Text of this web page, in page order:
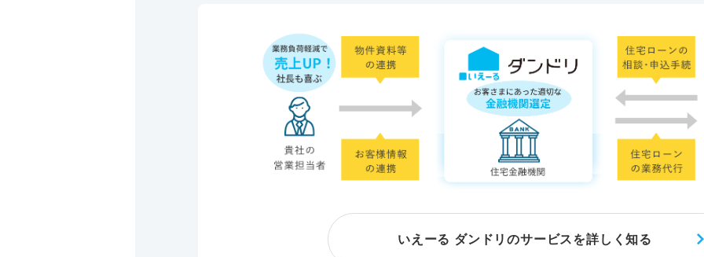
いえーる ダンドリのサービスを詳しく知る